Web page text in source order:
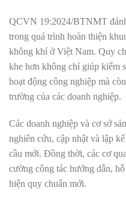
QCVN 19:2024/BTNMT
trong quá trình hoàn thiện
không khí ở Việt Nam. Quy
khe hơn không chỉ giúp kiểm
hoạt động công nghiệp mà
trường của các doanh nghiệp.
Các doanh nghiệp và cơ sở
nghiên cứu, cập nhật và lập
cầu mới. Đồng thời, các cơ
cường công tác hướng dẫn,
hiện quy chuẩn mới.